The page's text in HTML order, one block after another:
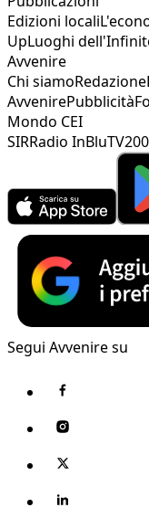
Edizioni locali
UpLuoghi
Avvenire
Chi siamoRedazione
AvvenirePubblicità
Mondo CEI
SIRRadio InBlu
Segui Avvenire su